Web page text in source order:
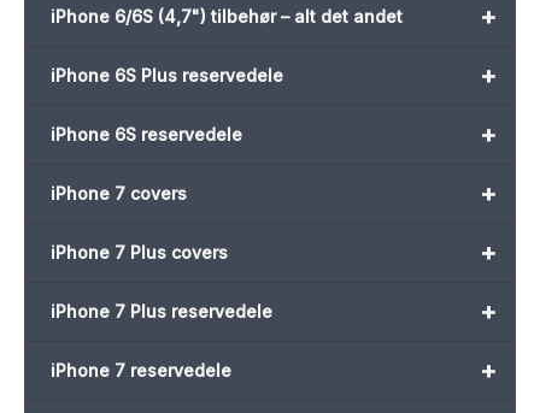
+
iPhone 6/6S (4,7") tilbehør – alt det andet
+
iPhone 6S Plus reservedele
+
iPhone 6S reservedele
+
iPhone 7 covers
+
iPhone 7 Plus covers
+
iPhone 7 Plus reservedele
+
iPhone 7 reservedele